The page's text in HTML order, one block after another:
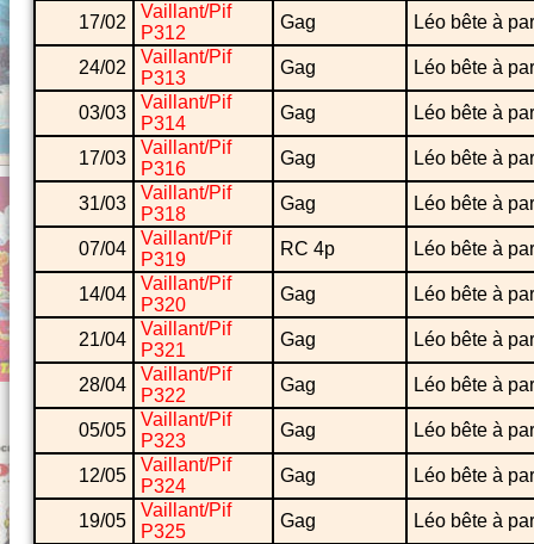
17/02
Vaillant/Pif
P312
Gag Léo bête à
24/02
Vaillant/Pif
P313
Gag Léo bête à
03/03
Vaillant/Pif
P314
Gag Léo bête à
17/03
Vaillant/Pif
P316
Gag Léo bête à
31/03
Vaillant/Pif
P318
Gag Léo bête à
07/04
Vaillant/Pif
P319
RC 4p Léo bête à
14/04
Vaillant/Pif
P320
Gag Léo bête à
21/04
Vaillant/Pif
P321
Gag Léo bête à
28/04
Vaillant/Pif
P322
Gag Léo bête à
05/05
Vaillant/Pif
P323
Gag Léo bête à
12/05
Vaillant/Pif
P324
Gag Léo bête à
19/05
Vaillant/Pif
P325
Gag Léo bête à